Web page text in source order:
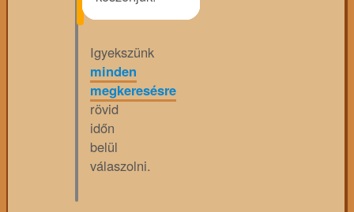
Igyekszünk
minden
megkeresésre
rövid
időn
belül
válaszolni.